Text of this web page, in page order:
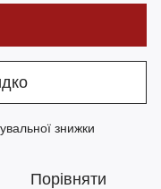
знижки
Порівняти